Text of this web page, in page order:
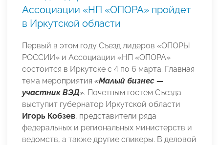
Ассоциации «НП «ОПОРА» пройдет
в Иркутской области
Первый в этом году Съезд лидеров «ОПОРЫ
РОССИИ» и Ассоциации «НП «ОПОРА»
состоится в Иркутске с 4 по 6 марта. Главная
тема мероприятия «Малый бизнес —
участник ВЭД». Почетным гостем Съезда
выступит губернатор Иркутской области
Игорь Кобзев, представители ряда
федеральных и региональных министерств и
ведомств, а также другие спикеры. В деловой